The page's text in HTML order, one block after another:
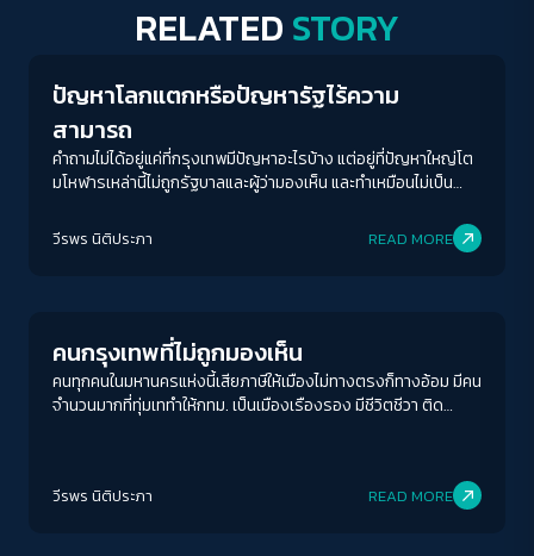
RELATED STORY
ปัญหาโลกแตกหรือปัญหารัฐไร้ความ
สามารถ
คำถามไม่ได้อยู่แค่ที่กรุงเทพมีปัญหาอะไรบ้าง แต่อยู่ที่ปัญหาใหญ่โต
มโหฬารเหล่านี้ไม่ถูกรัฐบาลและผู้ว่ามองเห็น และทำเหมือนไม่เป็น
วีรพร นิติประภา READ MORE
คนกรุงเทพที่ไม่ถูกมองเห็น
คนทุกคนในมหานครแห่งนี้เสียภาษีให้เมืองไม่ทางตรงก็ทางอ้อม มีคน
จำนวนมากที่ทุ่มเททำให้กทม. เป็นเมืองเรืองรอง มีชีวิตชีวา ติด
วีรพร นิติประภา READ MORE